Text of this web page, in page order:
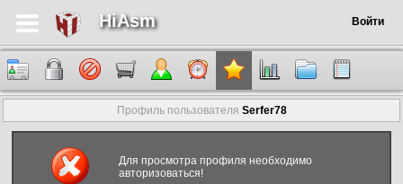
HiAsm Войти
Профиль пользователя Serfer78
Для просмотра профиля необходимо
авторизоваться!